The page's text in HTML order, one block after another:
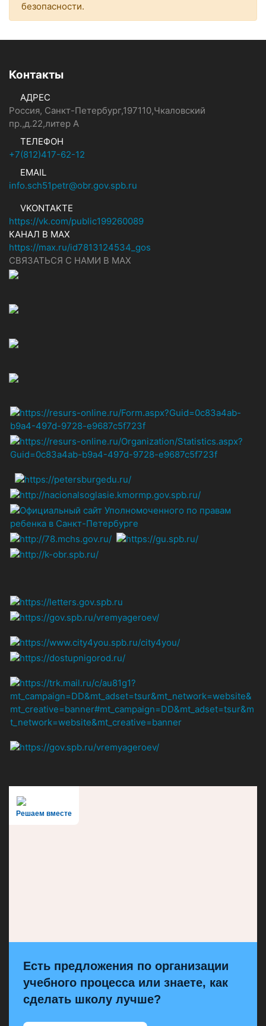
безопасности.
Контакты
АДРЕС
Россия, Санкт-Петербург,197110,Чкаловский
пр.,д.22,литер А
ТЕЛЕФОН
+7(812)417-62-12
EMAIL
info.sch51petr@obr.gov.spb.ru
VKONTAKTE
https://vk.com/public199260089
КАНАЛ В MAX
https://max.ru/id7813124534_gos
СВЯЗАТЬСЯ С НАМИ В МАХ
Решаем вместе
Есть предложения по организации
учебного процесса или знаете, как
сделать школу лучше?